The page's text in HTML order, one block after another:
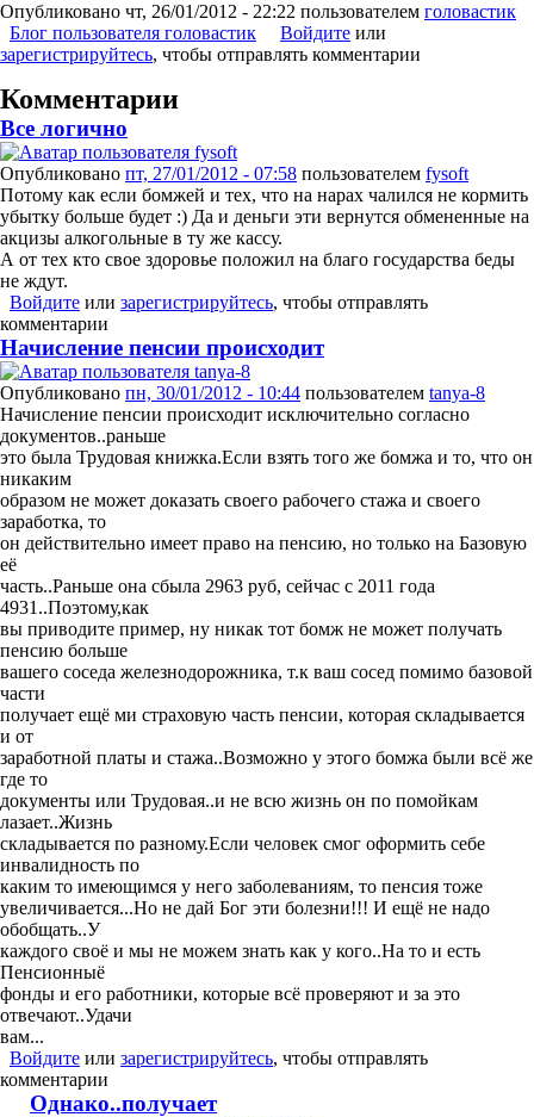
Опубликовано чт, 26/01/2012 - 22:22 пользователем головастик
Блог пользователя головастик
Войдите или
зарегистрируйтесь, чтобы отправлять комментарии
Комментарии
Все логично
Опубликовано пт, 27/01/2012 - 07:58 пользователем fysoft
Потому как если бомжей и тех, что на нарах чалился не кормить
убытку больше будет :) Да и деньги эти вернутся обмененные на
акцизы алкогольные в ту же кассу.
А от тех кто свое здоровье положил на благо государства беды
не ждут.
Войдите или зарегистрируйтесь, чтобы отправлять
комментарии
Начисление пенсии происходит
Опубликовано пн, 30/01/2012 - 10:44 пользователем tanya-8
Начисление пенсии происходит исключительно согласно
документов..раньше
это была Трудовая книжка.Если взять того же бомжа и то, что он
никаким
образом не может доказать своего рабочего стажа и своего
заработка, то
он действительно имеет право на пенсию, но только на Базовую
её
часть..Раньше она сбыла 2963 руб, сейчас с 2011 года
4931..Поэтому,как
вы приводите пример, ну никак тот бомж не может получать
пенсию больше
вашего соседа железнодорожника, т.к ваш сосед помимо базовой
части
получает ещё ми страховую часть пенсии, которая складывается
и от
заработной платы и стажа..Возможно у этого бомжа были всё же
где то
документы или Трудовая..и не всю жизнь он по помойкам
лазает..Жизнь
складывается по разному.Если человек смог оформить себе
инвалидность по
каким то имеющимся у него заболеваниям, то пенсия тоже
увеличивается...Но не дай Бог эти болезни!!! И ещё не надо
обобщать..У
каждого своё и мы не можем знать как у кого..На то и есть
Пенсионныё
фонды и его работники, которые всё проверяют и за это
отвечают..Удачи
вам...
Войдите или зарегистрируйтесь, чтобы отправлять
комментарии
Однако..получает